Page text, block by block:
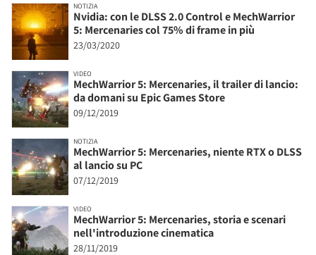
NOTIZIA
Nvidia: con le DLSS 2.0 Control e MechWarrior
5: Mercenaries col 75% di frame in più
23/03/2020
VIDEO
MechWarrior 5: Mercenaries, il trailer di lancio:
da domani su Epic Games Store
09/12/2019
NOTIZIA
MechWarrior 5: Mercenaries, niente RTX o DLSS
al lancio su PC
07/12/2019
VIDEO
MechWarrior 5: Mercenaries, storia e scenari
nell'introduzione cinematica
28/11/2019